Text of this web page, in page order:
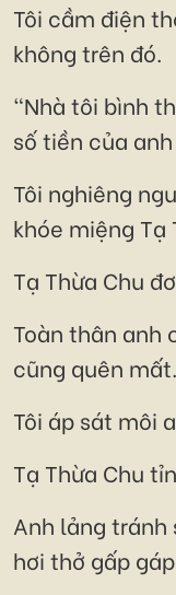
Tôi cầm điện
không trên đó.
"Nhà tôi bình
số tiền của
Tôi nghiêng
khóe miệng Tạ
Tạ Thừa Chu
Toàn thân anh
cũng quên mất.
Tôi áp sát môi
Tạ Thừa Chu
Anh lảng tránh
hơi thở gấp